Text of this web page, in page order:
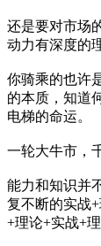
还是要对市场
动力有深度的
你骑乘的也许
的本质，知道
电梯的命运。
一轮大牛市，
能力和知识并
复不断的实战
+理论+实战+